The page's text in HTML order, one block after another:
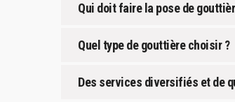
Qui doit faire la pose de
Quel type de gouttière choisir ?
Des services diversifiés et de